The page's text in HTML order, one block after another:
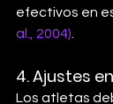
efectivos en
al., 2004).
4. Ajustes
Los atletas